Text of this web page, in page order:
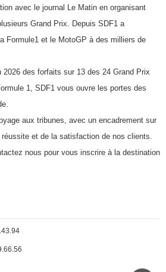
avec le journal Le Matin en organisant
Grand Prix. Depuis SDF1 a
Formule1 et le MotoGP à des milliers de
des forfaits sur 13 des 24 Grand Prix
1, SDF1 vous ouvre les portes des
aux tribunes, avec un encadrement sur
et de la satisfaction de nos clients.
nous pour vous inscrire à la destination